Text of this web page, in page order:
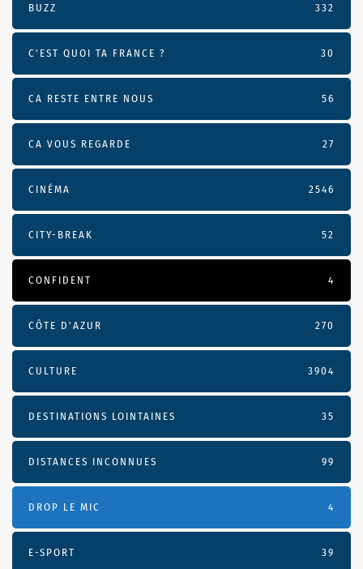
BUZZ 332
C'EST QUOI TA FRANCE ? 30
CA RESTE ENTRE NOUS 56
CA VOUS REGARDE 27
CINÉMA 2546
CITY-BREAK 52
CONFIDENT 4
CÔTE D’AZUR 270
CULTURE 3904
DESTINATIONS LOINTAINES 35
DISTANCES INCONNUES 99
DROP LE MIC 4
E-SPORT 39